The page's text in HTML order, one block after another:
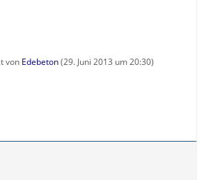
von Edebeton(29. Juni 2013 um 20:30)